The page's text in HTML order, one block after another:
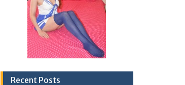
Recent Posts